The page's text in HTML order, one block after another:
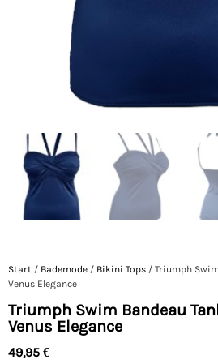
Start / Bademode / Bikini Tops / Triumph
Venus Elegance
Triumph Swim Bandeau
Venus Elegance
49,95 €